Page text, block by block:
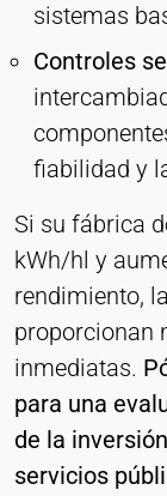
sistemas
Controles
fiabilidad y
Si su fábrica
kWh/hl y
rendimiento,
proporcionan
inmediatas.
para una
de la
servicios